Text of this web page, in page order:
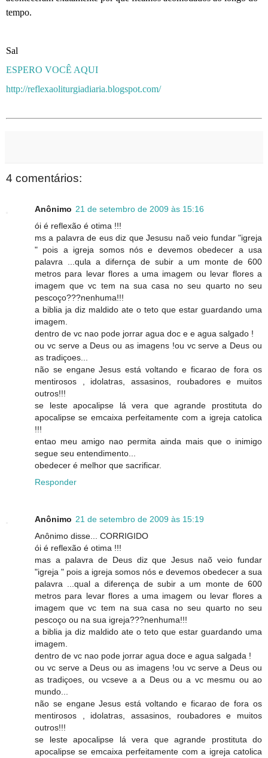
tempo.
Sal
ESPERO VOCÊ AQUI
http://reflexaoliturgiadiaria.blogspot.com/
4 comentários:
Anônimo 21 de setembro de 2009 às 15:16
ói é reflexão é otima !!!
ms a palavra de eus diz que Jesusu naõ veio fundar "igreja
" pois a igreja somos nós e devemos obedecer a usa
palavra ...qula a difernça de subir a um monte de 600
metros para levar flores a uma imagem ou levar flores a
imagem que vc tem na sua casa no seu quarto no seu
pescoço???nenhuma!!!
a biblia ja diz maldido ate o teto que estar guardando uma
imagem.
dentro de vc nao pode jorrar agua doc e e agua salgado !
ou vc serve a Deus ou as imagens !ou vc serve a Deus ou
as tradiçoes...
não se engane Jesus está voltando e ficarao de fora os
mentirosos , idolatras, assasinos, roubadores e muitos
outros!!!
se leste apocalipse lá vera que agrande prostituta do
apocalipse se emcaixa perfeitamente com a igreja catolica
!!!
entao meu amigo nao permita ainda mais que o inimigo
segue seu entendimento...
obedecer é melhor que sacrificar.
Responder
Anônimo 21 de setembro de 2009 às 15:19
Anônimo disse... CORRIGIDO
ói é reflexão é otima !!!
mas a palavra de Deus diz que Jesus naõ veio fundar
"igreja " pois a igreja somos nós e devemos obedecer a sua
palavra ...qual a diferença de subir a um monte de 600
metros para levar flores a uma imagem ou levar flores a
imagem que vc tem na sua casa no seu quarto no seu
pescoço ou na sua igreja???nenhuma!!!
a biblia ja diz maldido ate o teto que estar guardando uma
imagem.
dentro de vc nao pode jorrar agua doce e agua salgada !
ou vc serve a Deus ou as imagens !ou vc serve a Deus ou
as tradiçoes, ou vcseve a a Deus ou a vc mesmu ou ao
mundo...
não se engane Jesus está voltando e ficarao de fora os
mentirosos , idolatras, assasinos, roubadores e muitos
outros!!!
se leste apocalipse lá vera que agrande prostituta do
apocalipse se emcaixa perfeitamente com a igreja catolica